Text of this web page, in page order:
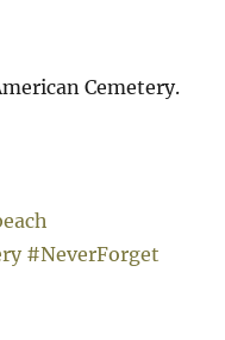
Cemetery.
#NeverForget